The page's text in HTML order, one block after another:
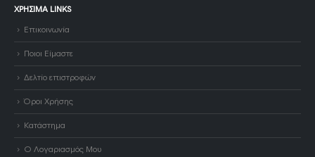
ΧΡΉΣΙΜΑ LINKS
Επικοινωνία
Ποιοι Είμαστε
Δελτίο επιστροφών
Όροι Χρήσης
Κατάστημα
Ο Λογαριασμός Μου